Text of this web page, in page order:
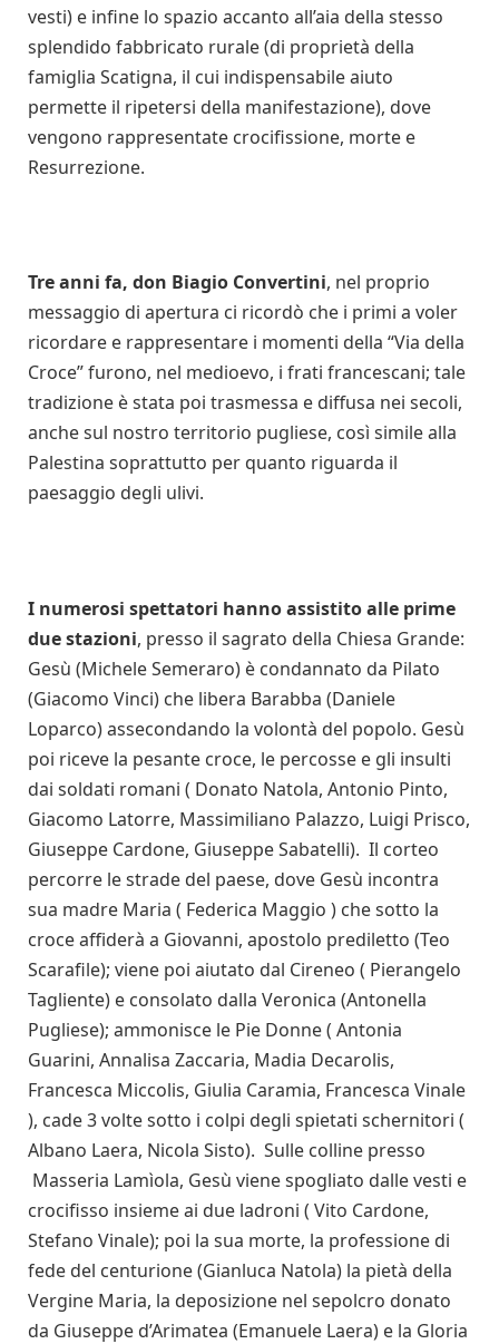
vesti) e infine lo spazio accanto all’aia della stesso
splendido fabbricato rurale (di proprietà della
famiglia Scatigna, il cui indispensabile aiuto
permette il ripetersi della manifestazione), dove
vengono rappresentate crocifissione, morte e
Resurrezione.
Tre anni fa, don Biagio Convertini, nel proprio
messaggio di apertura ci ricordò che i primi a voler
ricordare e rappresentare i momenti della “Via della
Croce” furono, nel medioevo, i frati francescani; tale
tradizione è stata poi trasmessa e diffusa nei secoli,
anche sul nostro territorio pugliese, così simile alla
Palestina soprattutto per quanto riguarda il
paesaggio degli ulivi.
I numerosi spettatori hanno assistito alle prime
due stazioni, presso il sagrato della Chiesa Grande:
Gesù (Michele Semeraro) è condannato da Pilato
(Giacomo Vinci) che libera Barabba (Daniele
Loparco) assecondando la volontà del popolo. Gesù
poi riceve la pesante croce, le percosse e gli insulti
dai soldati romani ( Donato Natola, Antonio Pinto,
Giacomo Latorre, Massimiliano Palazzo, Luigi Prisco,
Giuseppe Cardone, Giuseppe Sabatelli). Il corteo
percorre le strade del paese, dove Gesù incontra
sua madre Maria ( Federica Maggio ) che sotto la
croce affiderà a Giovanni, apostolo prediletto (Teo
Scarafile); viene poi aiutato dal Cireneo ( Pierangelo
Tagliente) e consolato dalla Veronica (Antonella
Pugliese); ammonisce le Pie Donne ( Antonia
Guarini, Annalisa Zaccaria, Madia Decarolis,
Francesca Miccolis, Giulia Caramia, Francesca Vinale
), cade 3 volte sotto i colpi degli spietati schernitori (
Albano Laera, Nicola Sisto). Sulle colline presso
Masseria Lamìola, Gesù viene spogliato dalle vesti e
crocifisso insieme ai due ladroni ( Vito Cardone,
Stefano Vinale); poi la sua morte, la professione di
fede del centurione (Gianluca Natola) la pietà della
Vergine Maria, la deposizione nel sepolcro donato
da Giuseppe d’Arimatea (Emanuele Laera) e la Gloria